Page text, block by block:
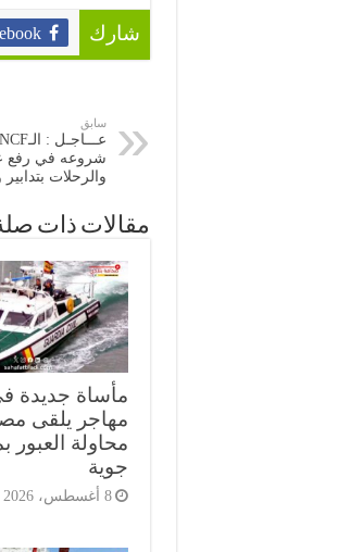
شارك
سابق
شروعه في رفع
والرحلات
مقالات ذات
مأساة جديدة
مهاجر يلقى
محاولة العبور
جوية
8 أغسطس، 2026